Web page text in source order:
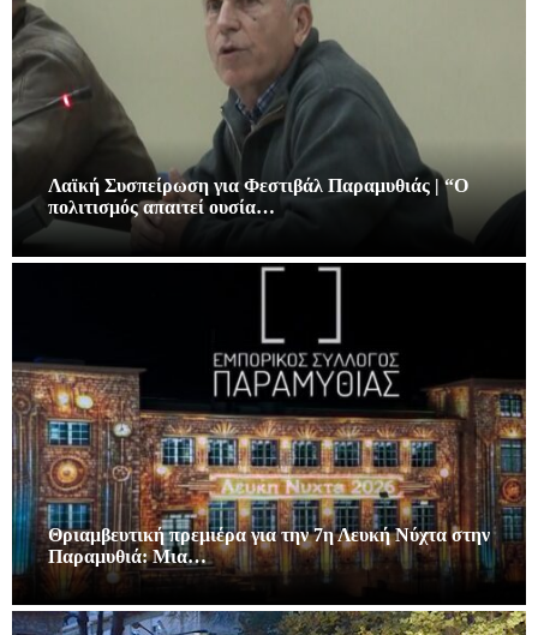
Λαϊκή Συσπείρωση για Φεστιβάλ Παραμυθιάς | “Ο
πολιτισμός απαιτεί ουσία…
Θριαμβευτική πρεμιέρα για την 7η Λευκή Νύχτα στην
Παραμυθιά: Μια…